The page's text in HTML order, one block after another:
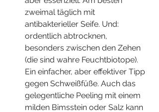
zweimal täglich mit
antibakterieller Seife. Und:
ordentlich abtrocknen,
besonders zwischen den Zehen
(die sind wahre Feuchtbiotope).
Ein einfacher, aber effektiver Tipp
gegen Schweißfüße. Auch das
gelegentliche Peeling mit einem
milden Bimsstein oder Salz kann